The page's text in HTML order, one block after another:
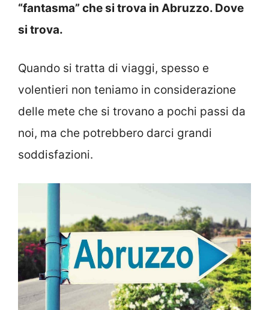
“fantasma” che si trova in Abruzzo. Dove
si trova.
Quando si tratta di viaggi, spesso e
volentieri non teniamo in considerazione
delle mete che si trovano a pochi passi da
noi, ma che potrebbero darci grandi
soddisfazioni.